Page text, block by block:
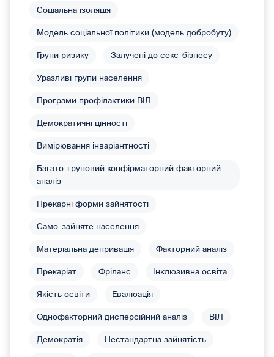
Соціальна ізоляція
Модель соціальної політики (модель добробуту)
Групи ризику Залучені до секс-бізнесу
Уразливі групи населення
Програми профілактики ВІЛ
Демократичні цінності
Вимірювання інваріантності
Багато-груповий конфірматорний факторний
аналіз
Прекарні форми зайнятості
Само-зайняте населення
Матеріальна депривація Факторний аналіз
Прекаріат Фріланс Інклюзивна освіта
Якість освіти Евалюація
Однофакторний дисперсійний аналіз ВІЛ
Демократія Нестандартна зайнятість